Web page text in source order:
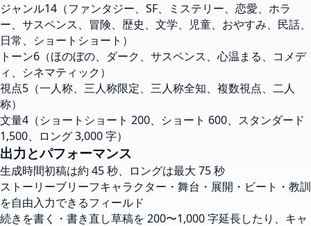
ジャンル14（ファンタジー、SF、ミステリー、恋愛、ホラ
ー、サスペンス、冒険、歴史、文学、児童、おやすみ、民話、
日常、ショートショート）
トーン6（ほのぼの、ダーク、サスペンス、心温まる、コメデ
ィ、シネマティック）
視点5（一人称、三人称限定、三人称全知、複数視点、二人
称）
文量4（ショートショート 200、ショート 600、スタンダード
1,500、ロング 3,000 字）
出力とパフォーマンス
生成時間初稿は約 45 秒、ロングは最大 75 秒
ストーリーブリーフキャラクター・舞台・展開・ビート・教訓
を自由入力できるフィールド
続きを書く・書き直し草稿を 200〜1,000 字延長したり、キャ